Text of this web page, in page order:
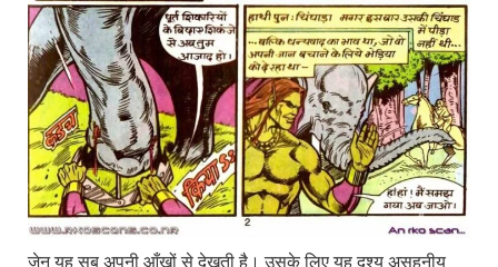
जेन यह सब अपनी आँखों से देखती है। उसके लिए यह दृश्य असहनीय